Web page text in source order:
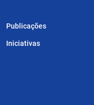
Publicações
Iniciativas